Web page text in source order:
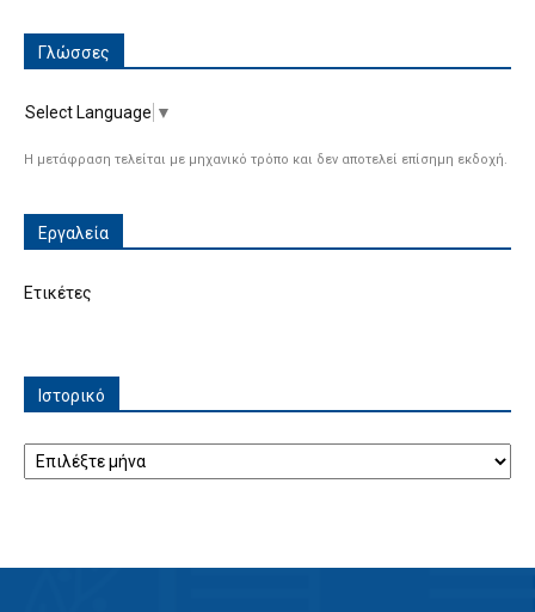
Γλώσσες
Select Language ▼
Η μετάφραση τελείται με μηχανικό τρόπο και δεν αποτελεί επίσημη εκδοχή.
Εργαλεία
Ετικέτες
Ιστορικό
Ιστορικό